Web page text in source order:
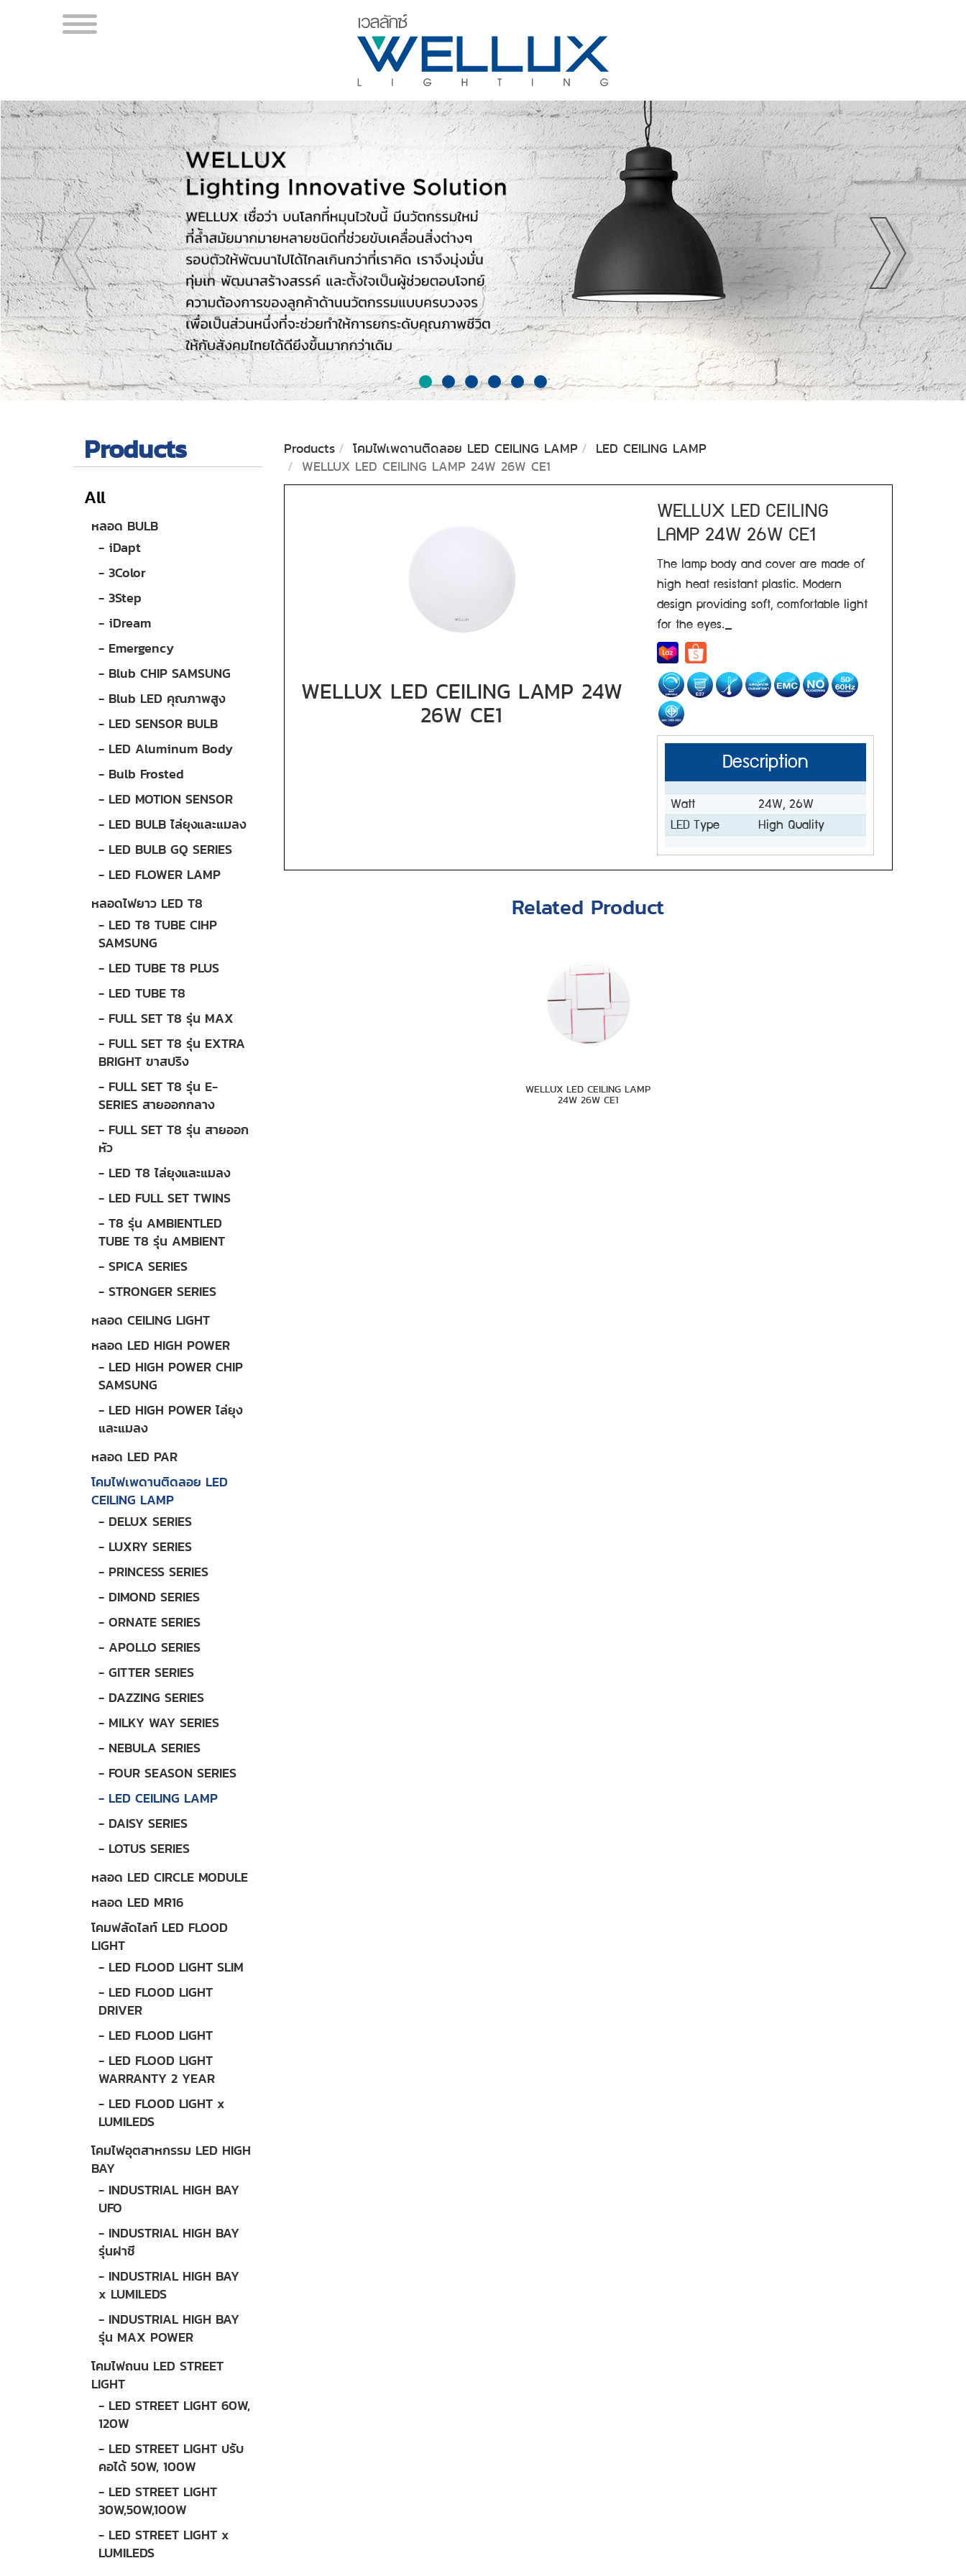
Products
All
หลอด BULB
- iDapt
- 3Color
- 3Step
- iDream
- Emergency
- Blub CHIP SAMSUNG
- Blub LED คุณภาพสูง
- LED SENSOR BULB
- LED Aluminum Body
- Bulb Frosted
- LED MOTION SENSOR
- LED BULB ไล่ยุงและแมลง
- LED BULB GQ SERIES
- LED FLOWER LAMP
หลอดไฟยาว LED T8
- LED T8 TUBE CIHP
SAMSUNG
- LED TUBE T8 PLUS
- LED TUBE T8
- FULL SET T8 รุ่น MAX
- FULL SET T8 รุ่น EXTRA
BRIGHT ขาสปริง
- FULL SET T8 รุ่น E-
SERIES สายออกกลาง
- FULL SET T8 รุ่น สายออก
หัว
- LED T8 ไล่ยุงและแมลง
- LED FULL SET TWINS
- T8 รุ่น AMBIENTLED
TUBE T8 รุ่น AMBIENT
- SPICA SERIES
- STRONGER SERIES
หลอด CEILING LIGHT
หลอด LED HIGH POWER
- LED HIGH POWER CHIP
SAMSUNG
- LED HIGH POWER ไล่ยุง
และแมลง
หลอด LED PAR
โคมไฟเพดานติดลอย LED
CEILING LAMP
- DELUX SERIES
- LUXRY SERIES
- PRINCESS SERIES
- DIMOND SERIES
- ORNATE SERIES
- APOLLO SERIES
- GITTER SERIES
- DAZZING SERIES
- MILKY WAY SERIES
- NEBULA SERIES
- FOUR SEASON SERIES
- LED CEILING LAMP
- DAISY SERIES
- LOTUS SERIES
หลอด LED CIRCLE MODULE
หลอด LED MR16
โคมฟลัดไลท์ LED FLOOD
LIGHT
- LED FLOOD LIGHT SLIM
- LED FLOOD LIGHT
DRIVER
- LED FLOOD LIGHT
- LED FLOOD LIGHT
WARRANTY 2 YEAR
- LED FLOOD LIGHT x
LUMILEDS
โคมไฟอุตสาหกรรม LED HIGH
BAY
- INDUSTRIAL HIGH BAY
UFO
- INDUSTRIAL HIGH BAY
รุ่นฝาชี
- INDUSTRIAL HIGH BAY
x LUMILEDS
- INDUSTRIAL HIGH BAY
รุ่น MAX POWER
โคมไฟถนน LED STREET
LIGHT
- LED STREET LIGHT 60W,
120W
- LED STREET LIGHT ปรับ
คอได้ 50W, 100W
- LED STREET LIGHT
30W,50W,100W
- LED STREET LIGHT x
LUMILEDS
Products โคมไฟเพดานติดลอย LED CEILING LAMP
LED CEILING LAMP
WELLUX LED CEILING LAMP 24W 26W CE1
WELLUX LED CEILING LAMP 24W
26W CE1
WELLUX LED CEILING
LAMP 24W 26W CE1
The lamp body and cover are made of
high heat resistant plastic. Modern
design providing soft, comfortable light
for the eyes._
Description
Watt
24W, 26W
LED Type
High Quality
Related Product
WELLUX LED CEILING LAMP
24W 26W CE1